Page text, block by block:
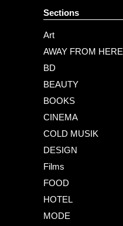
Sections
Art
AWAY FROM HERE
BD
BEAUTY
BOOKS
CINEMA
COLD MUSIK
DESIGN
Films
FOOD
HOTEL
MODE